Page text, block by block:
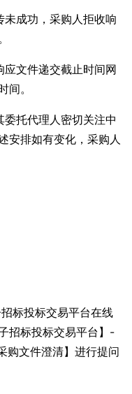
未成功，采购人拒收响
应文件递交截止时间网
间。
委托代理人密切关注中
安排如有变化，采购人
标投标交易平台在线
招标投标交易平台】-
购文件澄清】进行提问